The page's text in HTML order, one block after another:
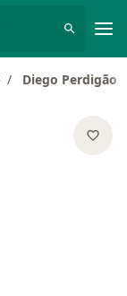
Diego Perdigão